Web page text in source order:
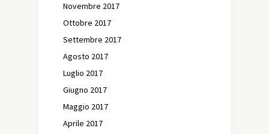
Novembre 2017
Ottobre 2017
Settembre 2017
Agosto 2017
Luglio 2017
Giugno 2017
Maggio 2017
Aprile 2017